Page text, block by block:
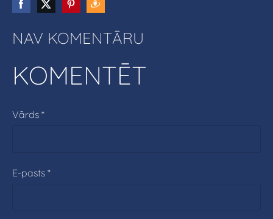
NAV KOMENTĀRU
KOMENTĒT
Vārds *
E-pasts *